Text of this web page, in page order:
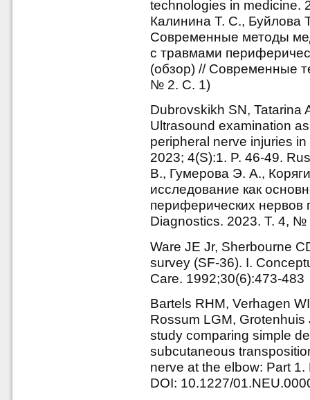
technologies in medicine.
Калинина Т. С., Буйлова
Современные методы
с травмами
(обзор) // Современные
№ 2. С. 1)
Dubrovskikh SN, Tatarina
Ultrasound examination
peripheral nerve injuries
2023; 4(S):1. P. 46-49.
В., Гумерова Э. А.,
исследование как
периферических нервов
Diagnostics. 2023. Т. 4,
Ware JE Jr, Sherbourne
survey (SF-36). I.
Care. 1992;30(6):473-483
Bartels RHM, Verhagen
Rossum LGM,
study comparing simple
subcutaneous
nerve at the elbow: Part
DOI: 10.1227/